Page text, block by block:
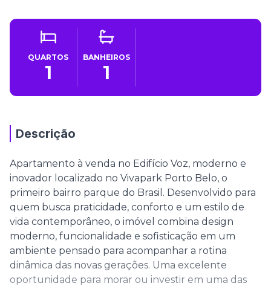
QUARTOS
1
BANHEIROS
1
Descrição
Apartamento à venda no Edifício Voz, moderno e
inovador localizado no Vivapark Porto Belo, o
primeiro bairro parque do Brasil. Desenvolvido para
quem busca praticidade, conforto e um estilo de
vida contemporâneo, o imóvel combina design
moderno, funcionalidade e sofisticação em um
ambiente pensado para acompanhar a rotina
dinâmica das novas gerações. Uma excelente
oportunidade para morar ou investir em uma das